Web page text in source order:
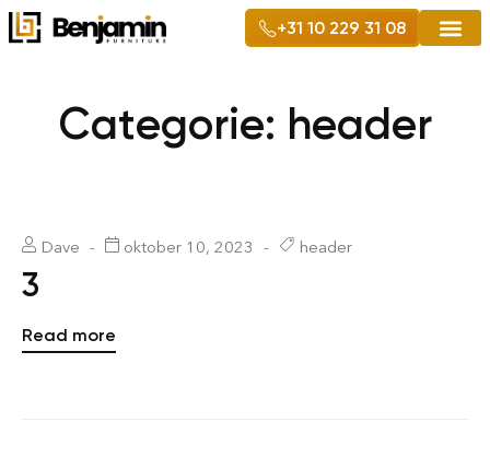
+31 10 229 31 08
Categorie: header
Dave oktober 10, 2023 header
3
Read more